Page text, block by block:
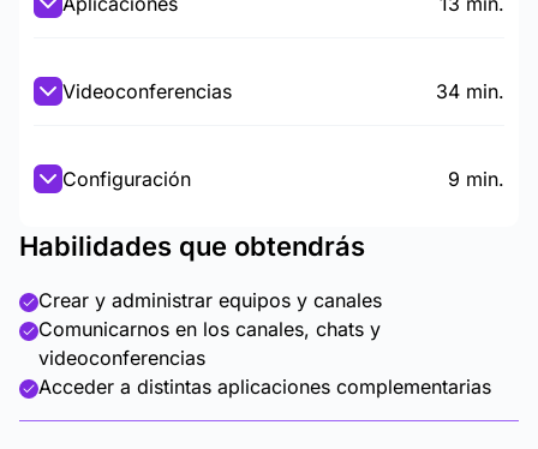
Videoconferencias 34 min.
Configuración 9 min.
Habilidades que obtendrás
Crear y administrar equipos y canales
Comunicarnos en los canales, chats y
videoconferencias
Acceder a distintas aplicaciones complementarias